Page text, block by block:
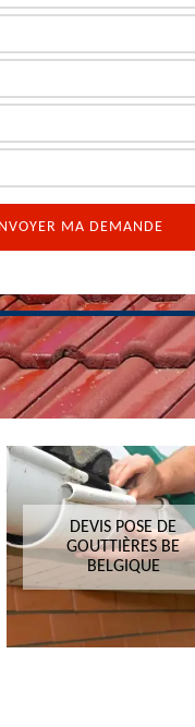
DEVIS POSE DE
GOUTTIÈRES BE
BELGIQUE